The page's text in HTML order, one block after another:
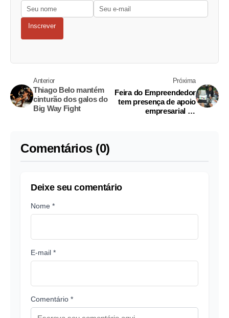
Inscrever
Anterior
Thiago Belo mantém
cinturão dos galos do
Big Way Fight
Próxima
Feira do Empreendedor
tem presença de apoio
empresarial da
Comentários (0)
Deixe seu comentário
Nome *
E-mail *
Comentário *